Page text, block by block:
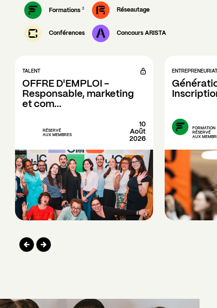
Formations 3 Réseautage
Conférences Concours ARISTA
TALENT
OFFRE D'EMPLOI -
Responsable, marketing
et com...
RÉSERVÉ
AUX MEMBRES
10
Août
2026
FORMATION
RÉSERVÉ
AUX